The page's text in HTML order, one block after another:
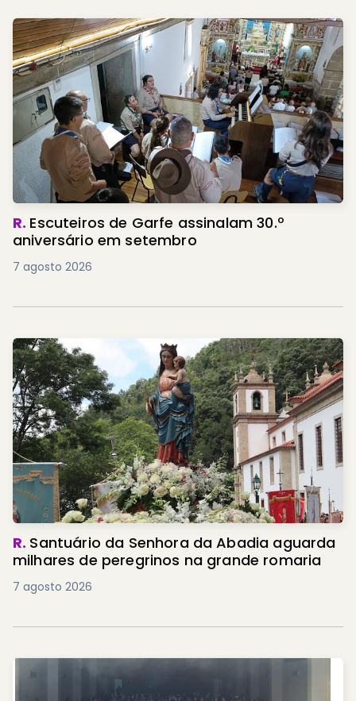
R. Escuteiros de Garfe assinalam 30.º
aniversário em setembro
7 agosto 2026
R. Santuário da Senhora da Abadia aguarda
milhares de peregrinos na grande romaria
7 agosto 2026